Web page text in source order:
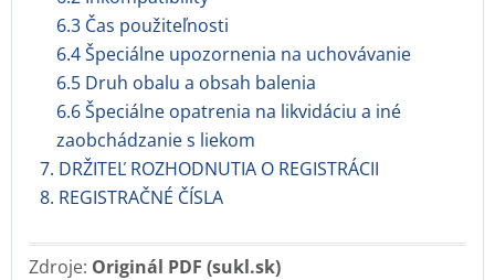
6.3 Čas použiteľnosti
6.4 Špeciálne upozornenia na uchovávanie
6.5 Druh obalu a obsah balenia
6.6 Špeciálne opatrenia na likvidáciu a iné
zaobchádzanie s liekom
7. DRŽITEĽ ROZHODNUTIA O REGISTRÁCII
8. REGISTRAČNÉ ČÍSLA
Zdroje: Originál PDF (sukl.sk)